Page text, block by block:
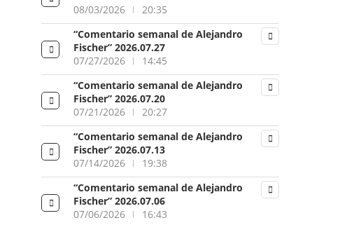
08/03/2026
20:35
“Comentario semanal de Alejandro
Fischer” 2026.07.27
07/27/2026
14:45
“Comentario semanal de Alejandro
Fischer” 2026.07.20
07/21/2026
20:27
“Comentario semanal de Alejandro
Fischer” 2026.07.13
07/14/2026
19:38
“Comentario semanal de Alejandro
Fischer” 2026.07.06
07/06/2026
16:43